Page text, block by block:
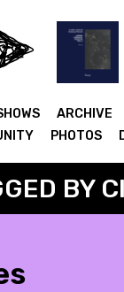
ARCHIVE
PHOTOS
BY